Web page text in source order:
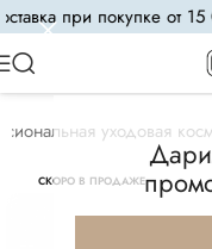
при покупке от 15
уходовая
СКОРО В ПРОДАЖЕ